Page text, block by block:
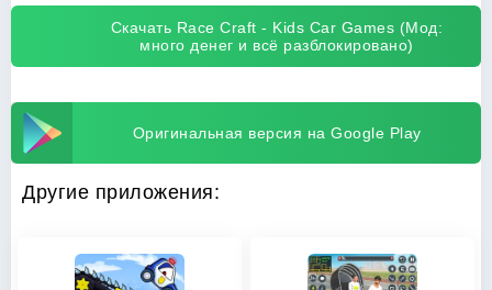
Скачать Race Craft - Kids Car Games (Мод:
много денег и всё разблокировано)
Оригинальная версия на Google Play
Другие приложения: